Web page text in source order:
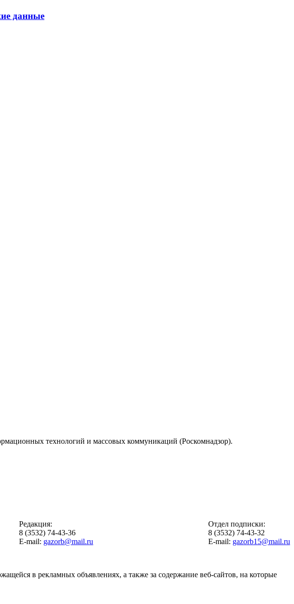
данные
технологий и массовых коммуникаций (Роскомнадзор).
Редакция:
8 (3532) 74-43-36
E-mail: gazorb@mail.ru
Отдел подписки:
8 (3532) 74-43-32
E-mail: gazorb15@mail.ru
в рекламных объявлениях, а также за содержание веб-сайтов, на которые